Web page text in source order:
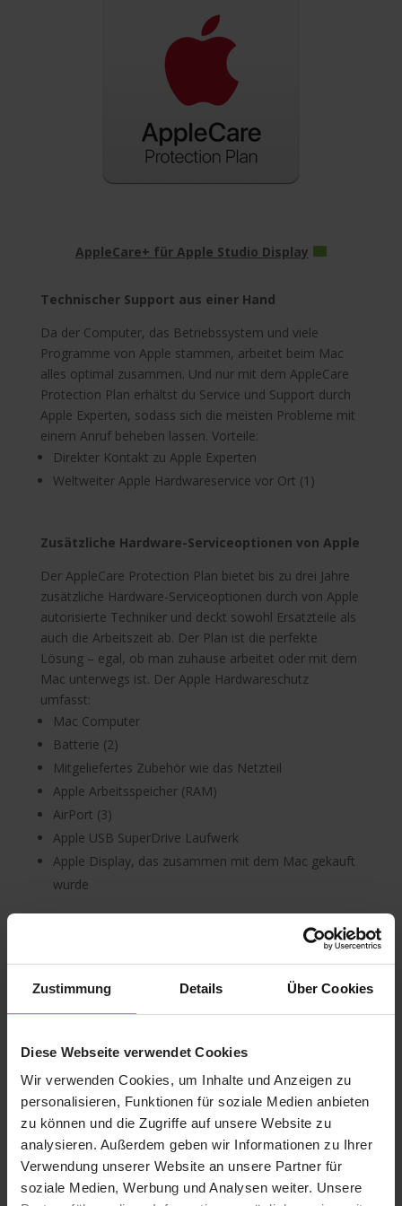
Zustimmung Details Über Cookies
Diese Webseite verwendet Cookies
Wir verwenden Cookies, um Inhalte und Anzeigen zu
personalisieren, Funktionen für soziale Medien anbieten
zu können und die Zugriffe auf unsere Website zu
analysieren. Außerdem geben wir Informationen zu Ihrer
Verwendung unserer Website an unsere Partner für
soziale Medien, Werbung und Analysen weiter. Unsere
AppleCare+ für Apple Studio Display
Technischer Support aus einer Hand
Da der Computer, das Betriebssystem und viele
Programme von Apple stammen, arbeitet beim Mac
alles optimal zusammen. Und nur mit dem AppleCare
Protection Plan erhältst du Service und Support durch
Apple Experten, sodass sich die meisten Probleme mit
einem Anruf beheben lassen. Vorteile:
Direkter Kontakt zu Apple Experten
Weltweiter Apple Hardwareservice vor Ort (1)
Zusätzliche Hardware-Serviceoptionen von Apple
Der AppleCare Protection Plan bietet bis zu drei Jahre
zusätzliche Hardware-Serviceoptionen durch von Apple
autorisierte Techniker und deckt sowohl Ersatzteile als
auch die Arbeitszeit ab. Der Plan ist die perfekte
Lösung – egal, ob man zuhause arbeitet oder mit dem
Mac unterwegs ist. Der Apple Hardwareschutz
umfasst:
Mac Computer
Batterie (2)
Mitgeliefertes Zubehör wie das Netzteil
Apple Arbeitsspeicher (RAM)
AirPort (3)
Apple USB SuperDrive Laufwerk
Apple Display, das zusammen mit dem Mac gekauft
wurde
(1) Die Verfügbarkeit der einzelnen Supportoptionen ist
abhängig vom Land, in dem der Service angefragt wird,
und vom Standort des Apple Autorisierten Service-
Providers. Apple kann zudem verlangen, dass leicht zu
installierende Komponenten (DIY-Komponenten, Do-it-
yourself) vom Kunden selbst ausgetauscht werden.
(2) Der AppleCare Protection Plan muss innerhalb von